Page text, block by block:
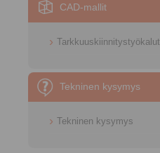
CAD-mallit
Tarkkuuskiinnitystyökalut
Tekninen kysymys
Tekninen kysymys